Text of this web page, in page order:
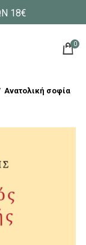
18€
0
Ανατολική σοφία